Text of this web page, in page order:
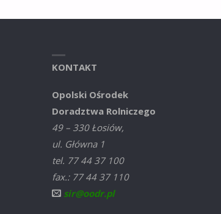
KONTAKT
Opolski Ośrodek
Doradztwa Rolniczego
49 – 330 Łosiów,
ul. Główna 1
tel. 77 44 37 100
fax.: 77 44 37 110
sir@oodr.pl